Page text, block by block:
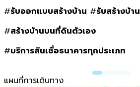
#รับออกแบบสร้างบ้าน #รับสร้างบ้าน
#สร้างบ้านบนที่ดินตัวเอง
#บริการสินเชื่อธนาคารทุกประเภท
แผนที่การเดินทาง